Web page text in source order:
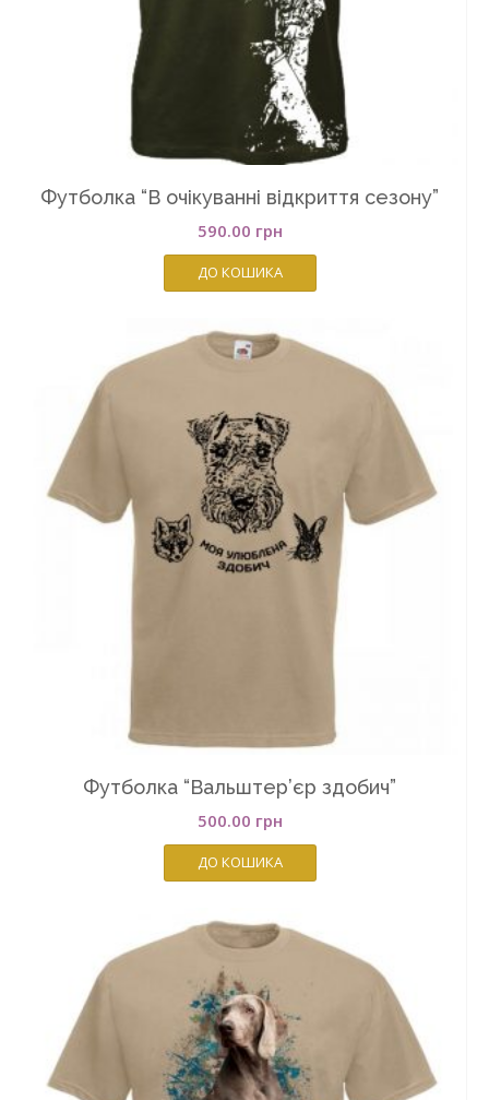
Футболка “В очікуванні відкриття сезону”
590.00 грн
ДО КОШИКА
Футболка “Вальштер’єр здобич”
500.00 грн
ДО КОШИКА